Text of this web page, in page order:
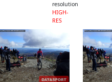
resolution
HIGH-
RES